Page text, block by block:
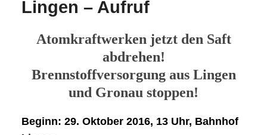
Lingen – Aufruf
Atomkraftwerken jetzt den Saft
abdrehen!
Brennstoffversorgung aus Lingen
und Gronau stoppen!
Beginn: 29. Oktober 2016, 13 Uhr, Bahnhof